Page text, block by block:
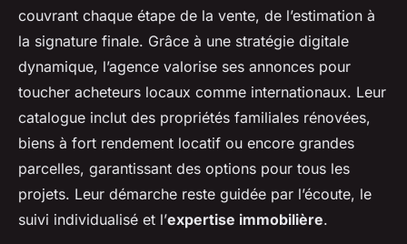
couvrant chaque étape de la vente, de l’estimation à
la signature finale. Grâce à une stratégie digitale
dynamique, l’agence valorise ses annonces pour
toucher acheteurs locaux comme internationaux. Leur
catalogue inclut des propriétés familiales rénovées,
biens à fort rendement locatif ou encore grandes
parcelles, garantissant des options pour tous les
projets. Leur démarche reste guidée par l’écoute, le
suivi individualisé et l’expertise immobilière.